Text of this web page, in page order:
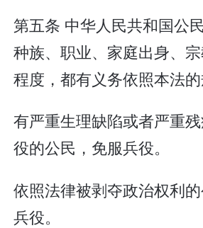
第五条 中华人民共和国公
种族、职业、家庭出身、
程度，都有义务依照本法的
有严重生理缺陷或者严重
役的公民，免服兵役。
依照法律被剥夺政治权利
兵役。